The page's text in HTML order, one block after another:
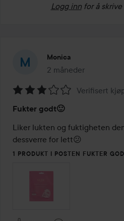
Logg inn for å
Monica
2 måneder
Innlegget ble
3
av
5
Verifisert
Fukter godt🙂
Liker lukten og fuktigheten
dessverre for lett😕
1 PRODUKT I POSTEN FUKTER